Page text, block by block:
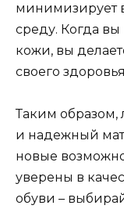
минимизирует
среду. Когда
кожи, вы
своего
Таким образом,
и надежный
новые
уверены в
обуви –